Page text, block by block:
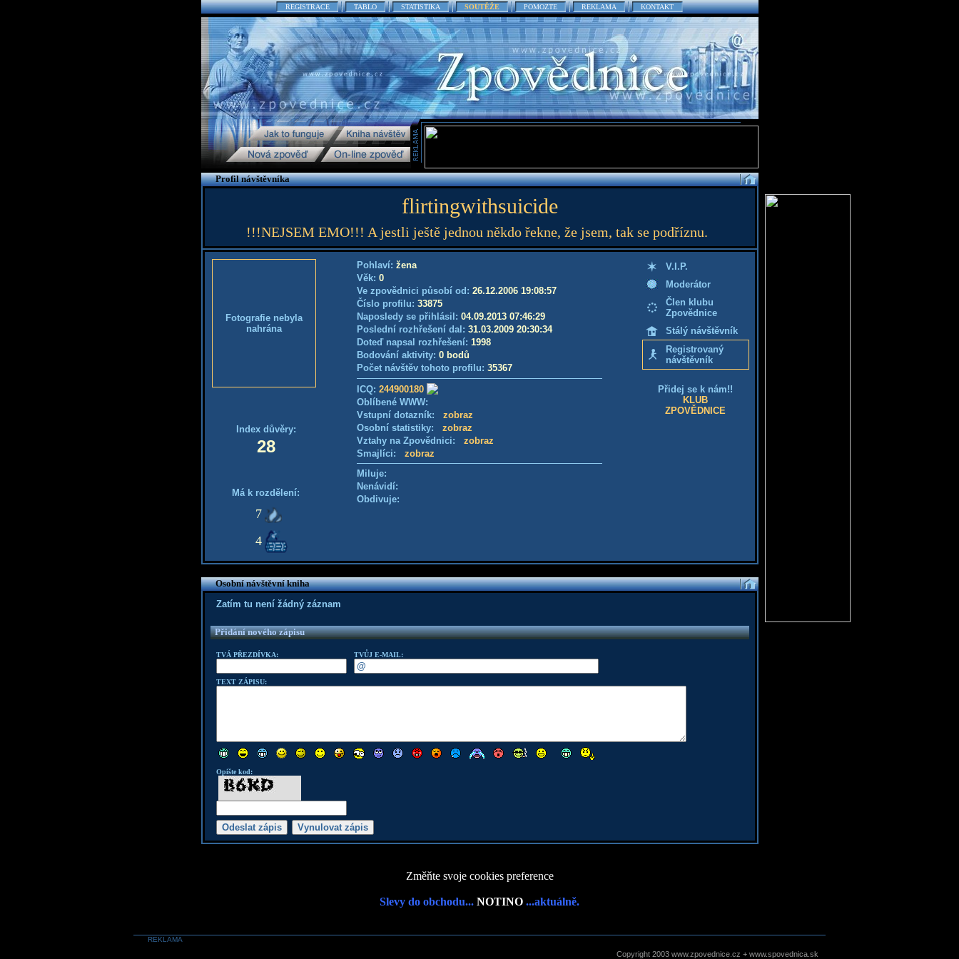
REGISTRACE TABLO STATISTIKA SOUTĚŽE POMOZTE REKLAMA KONTAKT
Profil návštěvníka
flirtingwithsuicide
!!!NEJSEM EMO!!! A jestli ještě jednou někdo řekne, že jsem, tak se podříznu.
Fotografie nebyla
nahrána
Index důvěry:
28
Má k rozdělení:
7
4
Pohlaví: žena
Věk: 0
Ve zpovědnici působí od: 26.12.2006 19:08:57
Číslo profilu: 33875
Naposledy se přihlásil: 04.09.2013 07:46:29
Poslední rozhřešení dal: 31.03.2009 20:30:34
Doteď napsal rozhřešení: 1998
Bodování aktivity: 0 bodů
Počet návštěv tohoto profilu: 35367
ICQ: 244900180
Oblíbené WWW:
Vstupní dotazník: zobraz
Osobní statistiky: zobraz
Vztahy na Zpovědnici: zobraz
Smajlíci: zobraz
Miluje:
Nenávidí:
Obdivuje:
V.I.P.
Moderátor
Člen klubu
Zpovědnice
Stálý návštěvník
Registrovaný
návštěvník
Přidej se k nám!!
KLUB
ZPOVĚDNICE
Osobní návštěvní kniha
Zatím tu není žádný záznam
Přidání nového zápisu
TVÁ PŘEZDÍVKA: TVŮJ E-MAIL:
TEXT ZÁPISU:
Opište kod:
Změňte svoje cookies preference
Slevy do obchodu... NOTINO ...aktuálně.
REKLAMA
Copyright 2003 www.zpovednice.cz + www.spovednica.sk